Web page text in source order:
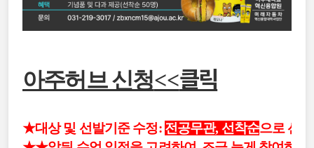
아주허브 신청<<클릭
★대상 및 선발기준 수정: 전공무관, 선착순으로 선발